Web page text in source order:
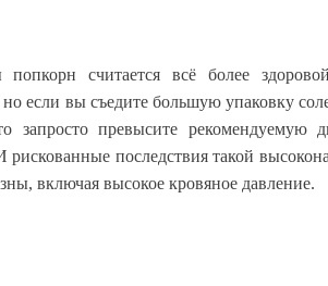
считается всё более
но если вы съедите большую упаковку
запросто превысите рекомендуемую
рискованные последствия такой
включая высокое кровяное давление.